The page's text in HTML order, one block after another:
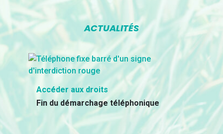
ACTUALITÉS
Accéder aux droits
Fin du démarchage téléphonique